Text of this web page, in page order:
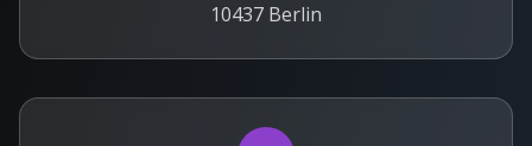
10437 Berlin